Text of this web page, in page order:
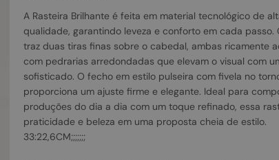
A Rasteira Brilhante é feita em material tecnológico de
qualidade, garantindo leveza e conforto em cada passo.
traz duas tiras finas sobre o cabedal, ambas ricamente
com pedrarias arredondadas que elevam o visual com
sofisticado. O fecho em estilo pulseira com fivela no
proporciona um ajuste firme e elegante. Ideal para
produções do dia a dia com um toque refinado, essa
praticidade e beleza em uma proposta cheia de estilo.
33:22,6CM;;;;;;;